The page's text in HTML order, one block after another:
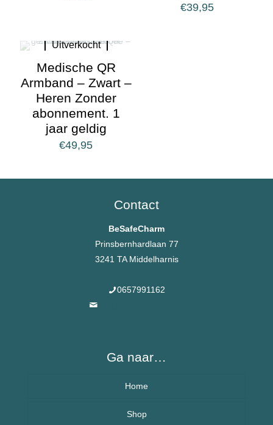
€39,95
Uitverkocht
Medische QR
Armband – Zwart –
Heren Zonder
abonnement. 1
jaar geldig
€49,95
Contact
BeSafeCharm
Prinsbernhardlaan 77
3241 TA Middelharnis
0657991162
Ga naar…
Home
Over BeSafeCharm – ons verhaal
Shop